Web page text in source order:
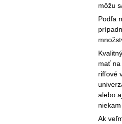
môžu
Podľa
mať
rifľové
alebo
Ak